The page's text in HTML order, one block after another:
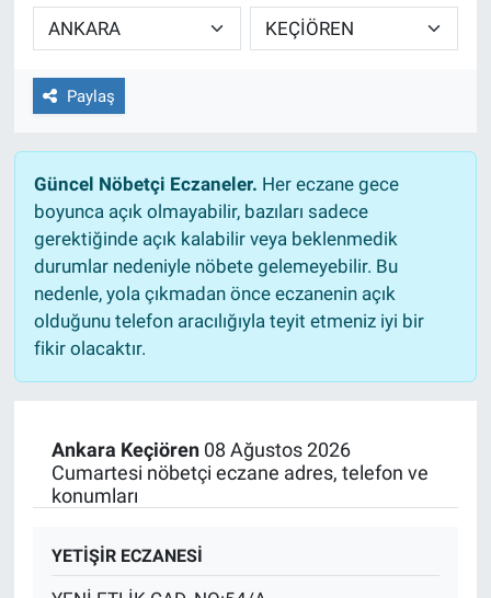
Paylaş
Güncel Nöbetçi Eczaneler. Her eczane gece
boyunca açık olmayabilir, bazıları sadece
gerektiğinde açık kalabilir veya beklenmedik
durumlar nedeniyle nöbete gelemeyebilir. Bu
nedenle, yola çıkmadan önce eczanenin açık
olduğunu telefon aracılığıyla teyit etmeniz iyi bir
fikir olacaktır.
Ankara Keçiören08 Ağustos 2026
Cumartesi nöbetçi eczane adres, telefon ve
konumları
YETİŞİR ECZANESİ
TEKNOLOJİ
Dünya
İlçeler
MAGAZİN
Bilim, Teknoloji
ASAYİŞ
EĞİTİM
BİLİM VE TEKNOLOJİ